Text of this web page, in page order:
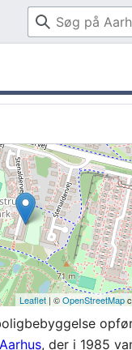
Leaflet| ©OpenStreetMap
, der i 1985